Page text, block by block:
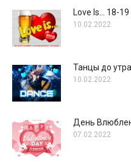
Love Is… 18-
10.02.2022
Танцы до
10.02.2022
День
07.02.2022